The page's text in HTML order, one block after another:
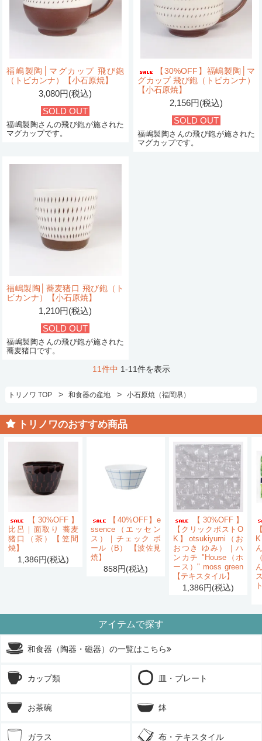
福嶋製陶│マグカップ 飛び鉋
（トビカンナ）【小石原焼】
3,080円(税込)
SOLD OUT
福嶋製陶さんの飛び鉋が施された
マグカップです。
【30%OFF】福嶋製陶│マ
グカップ 飛び鉋（トビカンナ）
【小石原焼】
2,156円(税込)
SOLD OUT
福嶋製陶さんの飛び鉋が施された
マグカップです。
福嶋製陶│蕎麦猪口 飛び鉋（ト
ビカンナ）【小石原焼】
1,210円(税込)
SOLD OUT
福嶋製陶さんの飛び鉋が施された
蕎麦猪口です。
11件中 1-11件を表示
トリノワ TOP > 和食器の産地 > 小石原焼（福岡県）
トリノワのおすすめ商品
【30%OFF】
比呂｜面取り 蕎麦
猪口（茶）【笠間
焼】
1,386円(税込)
【40%OFF】e
ssence（エッセン
ス）｜チェック ボ
ール（B） 【波佐見
焼】
858円(税込)
【30%OFF】
【クリックポストO
K】otsukiyumi（お
おつき ゆみ）｜ハ
ンカチ "House（ホ
ース）" moss green
【テキスタイル】
1,386円(税込)
アイテムで探す
和食器（陶器・磁器）の一覧はこちら
カップ類 皿・プレート
お茶碗 鉢
ガラス 布・テキスタイル